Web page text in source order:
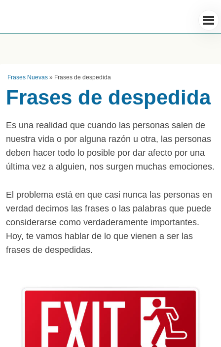
Frases Nuevas » Frases de despedida
Frases de despedida
Es una realidad que cuando las personas salen de
nuestra vida o por alguna razón u otra, las personas
deben hacer todo lo posible por dar afecto por una
última vez a alguien, nos surgen muchas emociones.
El problema está en que casi nunca las personas en
verdad decimos las frases o las palabras que puede
considerarse como verdaderamente importantes.
Hoy, te vamos hablar de lo que vienen a ser las
frases de despedidas.